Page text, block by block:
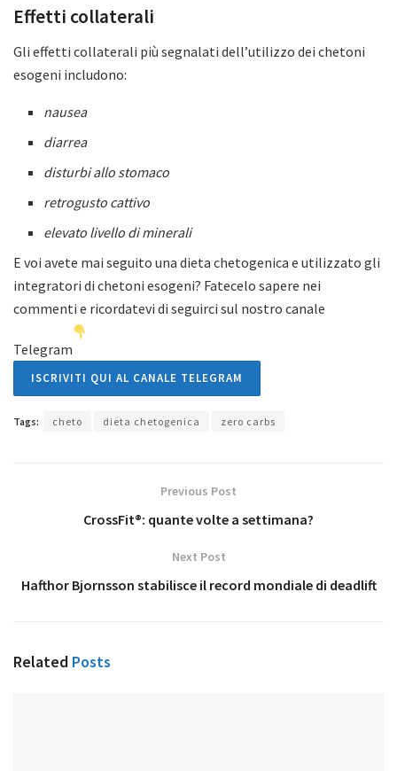
Effetti collaterali
Gli effetti collaterali più segnalati dell’utilizzo dei chetoni
esogeni includono:
nausea
diarrea
disturbi allo stomaco
retrogusto cattivo
elevato livello di minerali
E voi avete mai seguito una dieta chetogenica e utilizzato gli
integratori di chetoni esogeni? Fatecelo sapere nei
commenti e ricordatevi di seguirci sul nostro canale
Telegram
ISCRIVITI QUI AL CANALE TELEGRAM
Tags: cheto dieta chetogenica zero carbs
Previous Post
CrossFit®: quante volte a settimana?
Next Post
Hafthor Bjornsson stabilisce il record mondiale di deadlift
Related Posts